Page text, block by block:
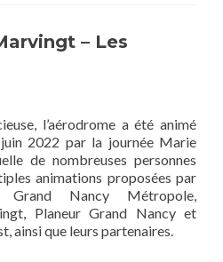
– Les
l’aérodrome a été animé
2022 par la journée Marie
de nombreuses personnes
animations proposées par
Grand Nancy Métropole,
Planeur Grand Nancy et
ainsi que leurs partenaires.